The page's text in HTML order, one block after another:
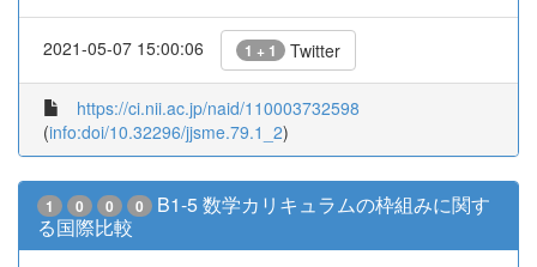
2021-05-07 15:00:06 1 + 1 Twitter
https://ci.nii.ac.jp/naid/110003732598
(info:doi/10.32296/jjsme.79.1_2)
1 0 0 0
B1-5 数学カリキュラムの枠組みに関す
る国際比較